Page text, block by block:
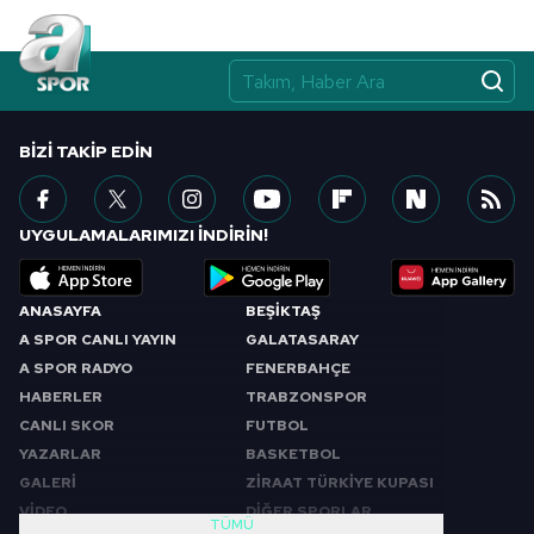
Çerezlere ilişkin tercihlerinizi aşağıda yer alan panel
vasıtasıyla belirleyebilirsiniz. Çerezlere ilişkin detaylı bilgi
için Ayarlar butonuna tıklayabilir,
Çerez Bilgilendirme
ziyaret edebilirsiniz.
6698 sayılı Kişisel Verilerin Korunması Kanunu uyarınca
hazırlanmış Aydınlatma Metnimizi okumak ve sitemizde
ilgili mevzuata uygun olarak kullanılan çerezlerle ilgili bilgi
almak için lütfentıklayınız.
ANASAYFA
A SPOR CANLI YAYIN
A SPOR RADYO
HABERLER
CANLI SKOR
YAZARLAR
GALERİ
VİDEO
BEŞİKTAŞ
GALATASARAY
FENERBAHÇE
TRABZONSPOR
FUTBOL
BASKETBOL
ZİRAAT TÜRKİYE KUPASI
DİĞER SPORLAR
TÜMÜ
BIZI TAKIP EDIN
UYGULAMALARIMIZI İNDİRİN!